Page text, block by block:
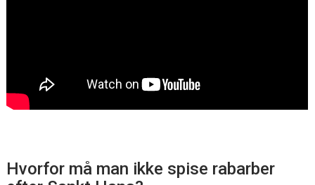
Hvorfor må man ikke spise rabarber